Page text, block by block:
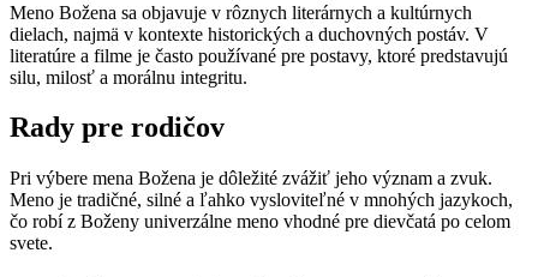
Meno Božena sa objavuje v rôznych literárnych a kultúrnych
dielach, najmä v kontexte historických a duchovných postáv. V
literatúre a filme je často používané pre postavy, ktoré predstavujú
silu, milosť a morálnu integritu.
Rady pre rodičov
Pri výbere mena Božena je dôležité zvážiť jeho význam a zvuk.
Meno je tradičné, silné a ľahko vysloviteľné v mnohých jazykoch,
čo robí z Boženy univerzálne meno vhodné pre dievčatá po celom
svete.